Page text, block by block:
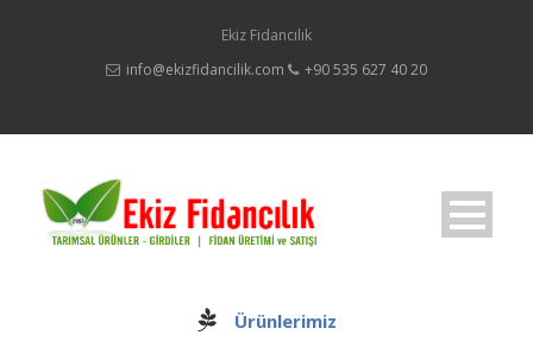
Ekiz Fidancılık
info@ekizfidancilik.com
+90 535 627 40 20
Ürünlerimiz